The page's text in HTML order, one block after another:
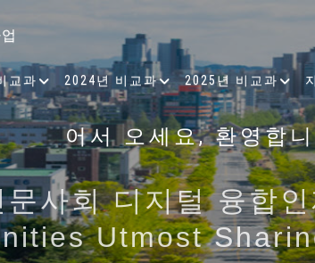
교과 2024년 비교과 2025년 비교과
어서 오세요, 환영합
사회 디지털 융합
Utmost
과학 그리고 빅데
양성
인문사회 디지털 융
인간과 기술에 대한
유의 가치를 지향하
본적인 이해를 바탕
로 사회문제 해결
각 대학의 강점을
성하여
유기적 결합 및 협